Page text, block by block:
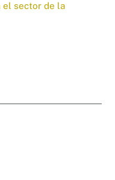
el sector de la